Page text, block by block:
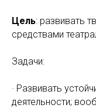
Цель: развивать
средствами
Задачи:
· Развивать
деятельности;